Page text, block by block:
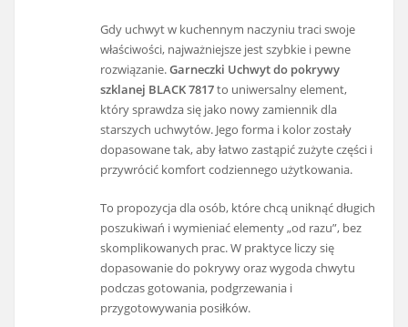
Gdy uchwyt w kuchennym naczyniu traci swoje
właściwości, najważniejsze jest szybkie i pewne
rozwiązanie.Garneczki Uchwyt do pokrywy
szklanej BLACK 7817to uniwersalny element,
który sprawdza się jako nowy zamiennik dla
starszych uchwytów. Jego forma i kolor zostały
dopasowane tak, aby łatwo zastąpić zużyte części i
przywrócić komfort codziennego użytkowania.
To propozycja dla osób, które chcą uniknąć długich
poszukiwań i wymieniać elementy „od razu”, bez
skomplikowanych prac. W praktyce liczy się
dopasowanie do pokrywy oraz wygoda chwytu
podczas gotowania, podgrzewania i
przygotowywania posiłków.